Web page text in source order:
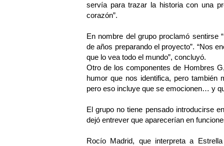
servía para trazar la historia con una
corazón”.
En nombre del grupo proclamó sentirse
de años preparando el proyecto”. “Nos
que lo vea todo el mundo”, concluyó.
Otro de los componentes de Hombres
humor que nos identifica, pero también
pero eso incluye que se emocionen… y
El grupo no tiene pensado introducirse
dejó entrever que aparecerían en
Rocío Madrid, que interpreta a